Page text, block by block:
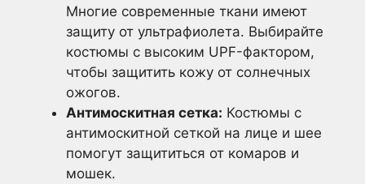
Многие современные ткани имеют
защиту от ультрафиолета. Выбирайте
костюмы с высоким UPF-фактором,
чтобы защитить кожу от солнечных
ожогов.
Антимоскитная сетка: Костюмы с
антимоскитной сеткой на лице и шее
помогут защититься от комаров и
мошек.